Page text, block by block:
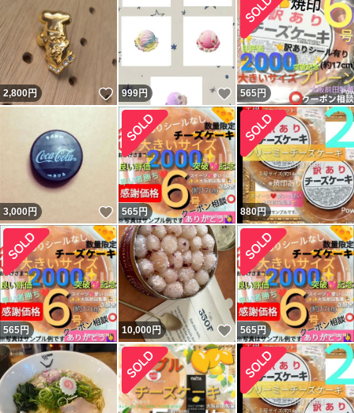
2,800円 いいね！
999円 いいね！
565円
3,000円 いいね！
565円 880円
565円 10,000円 いいね！
565円